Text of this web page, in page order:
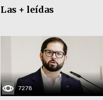
Las + leídas
7278